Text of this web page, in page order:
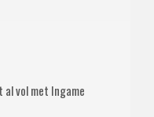
vol met Ingame